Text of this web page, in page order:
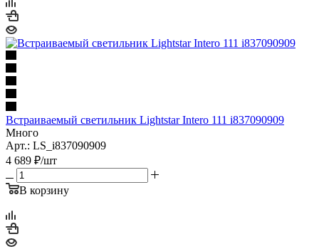
Встраиваемый светильник Lightstar Intero 111 i837090909
Много
Арт.: LS_i837090909
4 689 ₽/шт
В корзину